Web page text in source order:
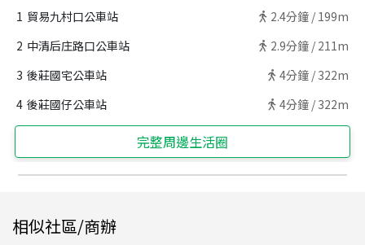
1 貿易九村口公車站 2.4分鐘 / 199m
2 中清后庄路口公車站 2.9分鐘 / 211m
3 後莊國宅公車站 4分鐘 / 322m
4 後莊國仔公車站 4分鐘 / 322m
完整周邊生活圈
相似社區/商辦